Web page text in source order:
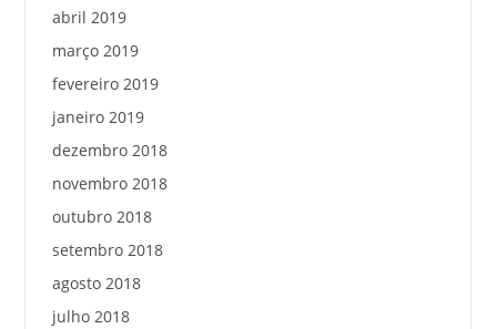
abril 2019
março 2019
fevereiro 2019
janeiro 2019
dezembro 2018
novembro 2018
outubro 2018
setembro 2018
agosto 2018
julho 2018